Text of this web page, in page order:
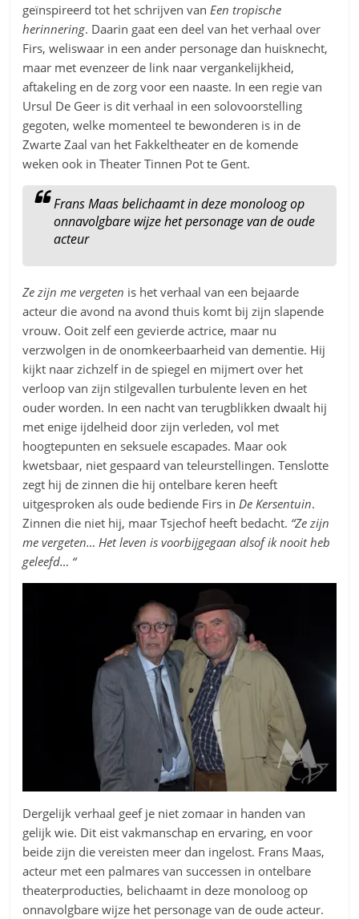
geïnspireerd tot het schrijven van Een tropische
herinnering. Daarin gaat een deel van het verhaal over
Firs, weliswaar in een ander personage dan huisknecht,
maar met evenzeer de link naar vergankelijkheid,
aftakeling en de zorg voor een naaste. In een regie van
Ursul De Geer is dit verhaal in een solovoorstelling
gegoten, welke momenteel te bewonderen is in de
Zwarte Zaal van het Fakkeltheater en de komende
weken ook in Theater Tinnen Pot te Gent.
Frans Maas belichaamt in deze monoloog op
onnavolgbare wijze het personage van de oude
acteur
Ze zijn me vergeten is het verhaal van een bejaarde
acteur die avond na avond thuis komt bij zijn slapende
vrouw. Ooit zelf een gevierde actrice, maar nu
verzwolgen in de onomkeerbaarheid van dementie. Hij
kijkt naar zichzelf in de spiegel en mijmert over het
verloop van zijn stilgevallen turbulente leven en het
ouder worden. In een nacht van terugblikken dwaalt hij
met enige ijdelheid door zijn verleden, vol met
hoogtepunten en seksuele escapades. Maar ook
kwetsbaar, niet gespaard van teleurstellingen. Tenslotte
zegt hij de zinnen die hij ontelbare keren heeft
uitgesproken als oude bediende Firs in De Kersentuin.
Zinnen die niet hij, maar Tsjechof heeft bedacht. “Ze zijn
me vergeten… Het leven is voorbijgegaan alsof ik nooit heb
geleefd… “
Dergelijk verhaal geef je niet zomaar in handen van
gelijk wie. Dit eist vakmanschap en ervaring, en voor
beide zijn die vereisten meer dan ingelost. Frans Maas,
acteur met een palmares van successen in ontelbare
theaterproducties, belichaamt in deze monoloog op
onnavolgbare wijze het personage van de oude acteur.